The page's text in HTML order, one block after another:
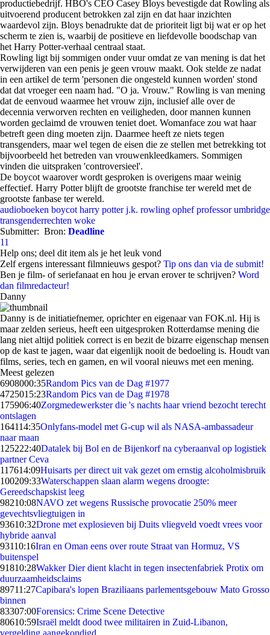
productiebedrijf. HBO's CEO Casey Bloys bevestigde dat Rowling als
uitvoerend producent betrokken zal zijn en dat haar inzichten
waardevol zijn. Bloys benadrukte dat de prioriteit ligt bij wat er op het
scherm te zien is, waarbij de positieve en liefdevolle boodschap van
het Harry Potter-verhaal centraal staat.
Rowling ligt bij sommigen onder vuur omdat ze van mening is dat het
verwijderen van een penis je geen vrouw maakt. Ook stelde ze nadat
in een artikel de term 'personen die ongesteld kunnen worden' stond
dat dat vroeger een naam had. "O ja. Vrouw." Rowling is van mening
dat de eenvoud waarmee het vrouw zijn, inclusief alle over de
decennia verworven rechten en veiligheden, door mannen kunnen
worden geclaimd de vrouwen teniet doet. Womanface zou wat haar
betreft geen ding moeten zijn. Daarmee heeft ze niets tegen
transgenders, maar wel tegen de eisen die ze stellen met betrekking tot
bijvoorbeeld het betreden van vrouwenkleedkamers. Sommigen
vinden die uitspraken 'controversieel'.
De boycot waarover wordt gesproken is overigens maar weinig
effectief. Harry Potter blijft de grootste franchise ter wereld met de
grootste fanbase ter wereld.
audioboeken boycot harry potter j.k. rowling ophef professor umbridge
transgenderrechten woke
Submitter: Bron: Deadline
11
Help ons; deel dit item als je het leuk vond
Zelf ergens interessant filmnieuws gespot? Tip ons dan via de submit!
Ben je film- of seriefanaat en hou je ervan erover te schrijven? Word
dan filmredacteur!
Danny
Danny is de initiatiefnemer, oprichter en eigenaar van FOK.nl. Hij is
maar zelden serieus, heeft een uitgesproken Rotterdamse mening die
lang niet altijd politiek correct is en bezit de bizarre eigenschap mensen
op de kast te jagen, waar dat eigenlijk nooit de bedoeling is. Houdt van
films, series, tech en gamen, en wil vooral nieuws met een mening.
Meest gelezen
6908000:35Random Pics van de Dag #1977
4725015:23Random Pics van de Dag #1978
175906:40Zorgmedewerkster die 's nachts haar vriend bezocht terecht
ontslagen
164114:35Onlyfans-model met G-cup wil als NASA-ambassadeur
naar maan
125222:40Datalek bij Bol en de Bijenkorf na cyberaanval op logistiek
partner Ceva
117614:09Huisarts per direct uit vak gezet om ernstig alcoholmisbruik
100209:33Waterschappen slaan alarm wegens droogte:
Gereedschapskist leeg
98210:08NAVO zet wegens Russische provocatie 250% meer
gevechtsvliegtuigen in
93610:32Drone met explosieven bij Duits vliegveld voedt vrees voor
hybride aanval
93110:16Iran en Oman eens over route Straat van Hormuz, VS
buitenspel
91810:28Wakker Dier dient klacht in tegen insectenfabriek Protix om
duurzaamheidsclaims
89711:27Capibara's lopen Braziliaans parlementsgebouw Mato Grosso
binnen
83307:00Forensics: Crime Scene Detective
80610:59Israël meldt dood twee militairen in Zuid-Libanon,
vergelding aangekondigd